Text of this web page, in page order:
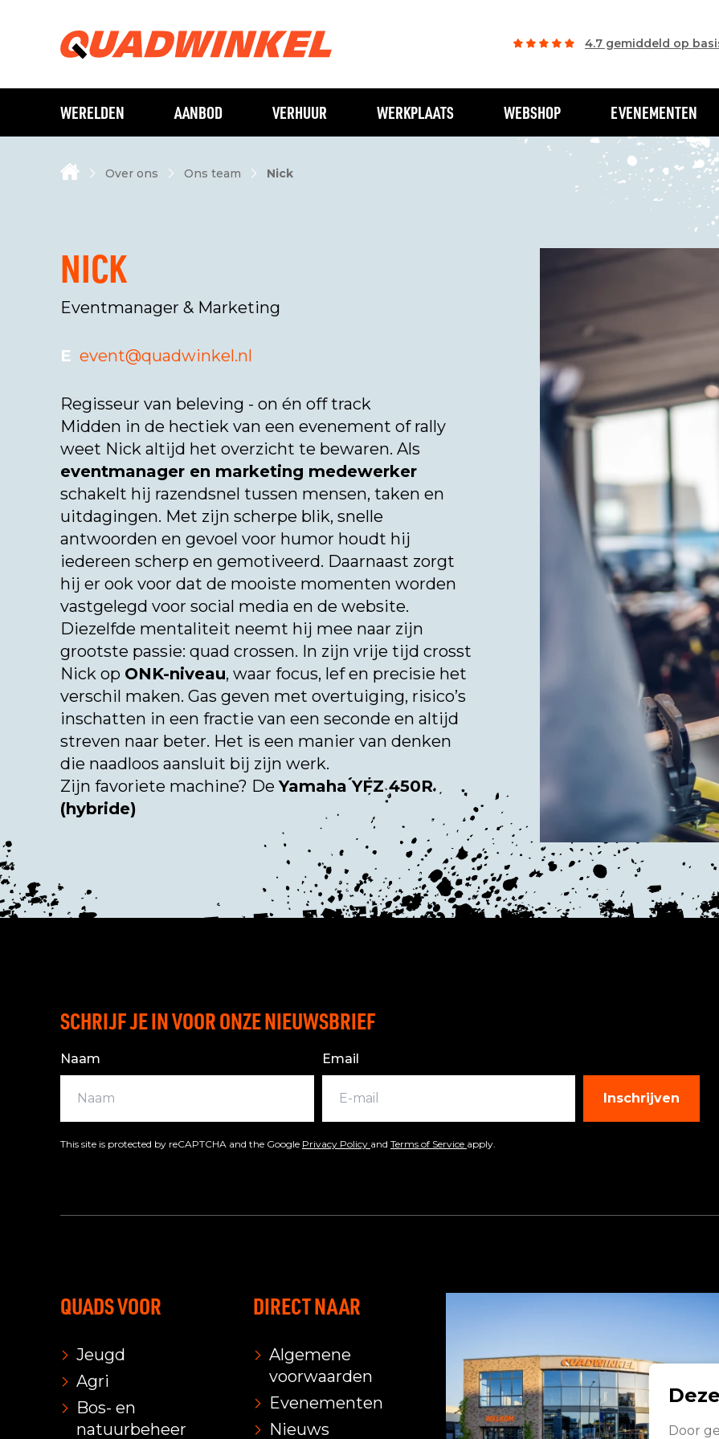
WERELDEN AANBOD VERHUUR WERKPLAATS WEBSHOP EVENEMENTEN
4.7 gemiddeld op
Over ons Ons team Nick
NICK
Eventmanager & Marketing
E event@quadwinkel.nl
Regisseur van beleving - on én off track
Midden in de hectiek van een evenement of rally
weet Nick altijd het overzicht te bewaren. Als
eventmanager en marketing medewerker
schakelt hij razendsnel tussen mensen, taken en
uitdagingen. Met zijn scherpe blik, snelle
antwoorden en gevoel voor humor houdt hij
iedereen scherp en gemotiveerd. Daarnaast zorgt
hij er ook voor dat de mooiste momenten worden
vastgelegd voor social media en de website.
Diezelfde mentaliteit neemt hij mee naar zijn
grootste passie: quad crossen. In zijn vrije tijd crosst
Nick op ONK-niveau, waar focus, lef en precisie het
verschil maken. Gas geven met overtuiging, risico’s
inschatten in een fractie van een seconde en altijd
streven naar beter. Het is een manier van denken
die naadloos aansluit bij zijn werk.
Zijn favoriete machine? DeYamaha YFZ 450R
(hybride)
SCHRIJF JE IN VOOR ONZE NIEUWSBRIEF
Naam Email
Inschrijven
This site is protected by reCAPTCHA and the Google Privacy Policy and Terms of Service apply.
QUADS VOOR
Jeugd
Agri
Bos- en
natuurbeheer
DIRECT NAAR
Algemene
voorwaarden
Evenementen
Nieuws
Door